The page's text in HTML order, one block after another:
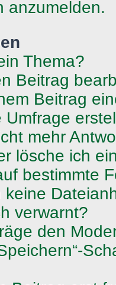
anzumelden.
Thema?
Beitrag
Beitrag
mehr
lösche ich
bestimmte
keine
verwarnt?
den